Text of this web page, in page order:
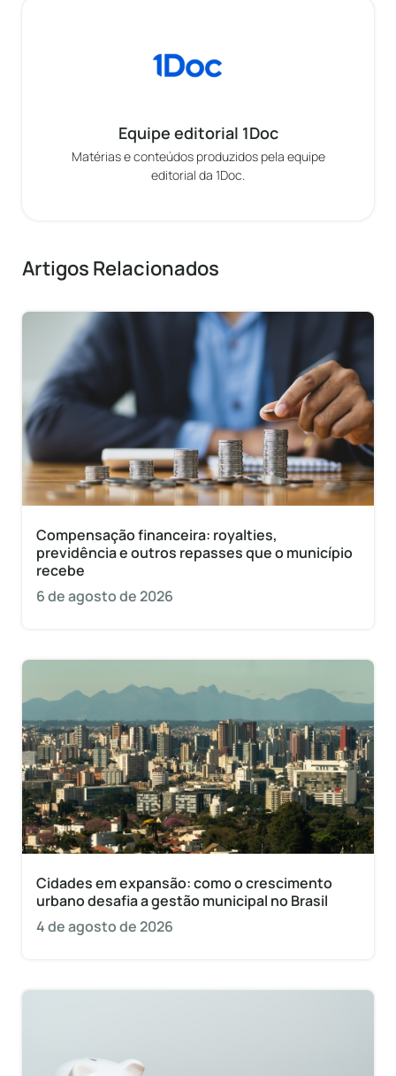
Equipe editorial 1Doc
Matérias e conteúdos produzidos pela equipe
editorial da 1Doc.
Artigos Relacionados
Compensação financeira: royalties,
previdência e outros repasses que o município
recebe
6 de agosto de 2026
Cidades em expansão: como o crescimento
urbano desafia a gestão municipal no Brasil
4 de agosto de 2026